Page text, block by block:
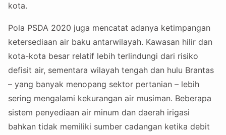
kota.
Pola PSDA 2020 juga mencatat adanya ketimpangan
ketersediaan air baku antarwilayah. Kawasan hilir dan
kota-kota besar relatif lebih terlindungi dari risiko
defisit air, sementara wilayah tengah dan hulu Brantas
– yang banyak menopang sektor pertanian – lebih
sering mengalami kekurangan air musiman. Beberapa
sistem penyediaan air minum dan daerah irigasi
bahkan tidak memiliki sumber cadangan ketika debit